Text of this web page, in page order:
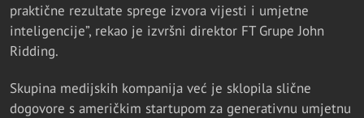
praktične rezultate sprege izvora vijesti i umjetne
inteligencije”, rekao je izvršni direktor FT Grupe John
Ridding.
Skupina medijskih kompanija već je sklopila slične
dogovore s američkim startupom za generativnu umjetnu